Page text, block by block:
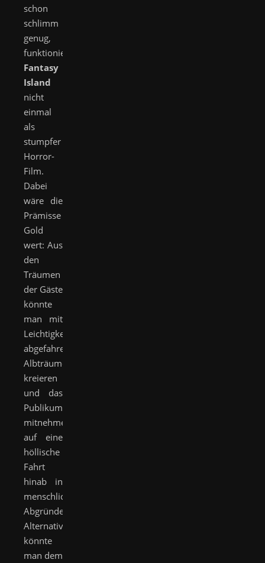
schon
schlimm
genug,
funktioniert
Fantasy
Island
nicht
einmal
als
stumpfer
Horror-
Film.
Dabei
wäre die
Prämisse
Gold
wert: Aus
den
Träumen
der Gäste
könnte
man mit
Leichtigkeit
abgefahrene
Albträume
kreieren
und das
Publikum
mitnehmen
auf eine
höllische
Fahrt
hinab in
menschliche
Abgründe.
Alternativ
könnte
man dem